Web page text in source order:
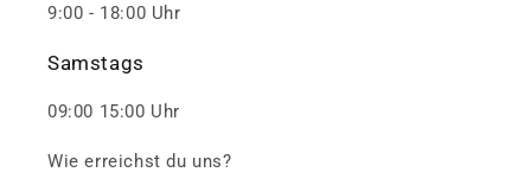
9:00 - 18:00 Uhr
Samstags
09:00 15:00 Uhr
Wie erreichst du uns?